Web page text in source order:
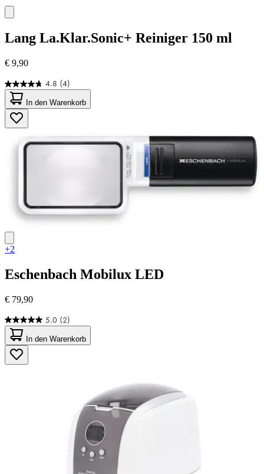
Lang La.Klar.Sonic+ Reiniger 150 ml
€ 9,90
4.8 (4)
4.8
von
5
Sternen.
4
Bewertungen
In den Warenkorb
+2
Eschenbach Mobilux LED
€ 79,90
5.0 (2)
5.0
von
5
Sternen.
2
In den Warenkorb